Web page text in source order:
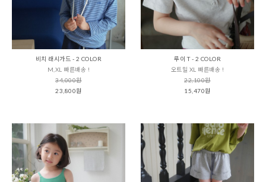
비치 래시가드 - 2 COLOR
M,XL 빠른배송 !
34,000원
23,800원
루이 T - 2 COLOR
오트밀 XL 빠른배송 !
22,100원
15,470원